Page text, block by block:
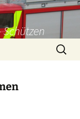
Suchen
nach: